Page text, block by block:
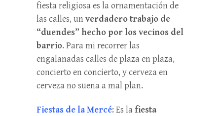
fiesta religiosa es la ornamentación de
las calles, unverdadero trabajo de
“duendes” hecho por los vecinos del
barrio. Para mi recorrer las
engalanadas calles de plaza en plaza,
concierto en concierto, y cerveza en
cerveza no suena a mal plan.
Fiestas de la Mercé: Es la fiesta